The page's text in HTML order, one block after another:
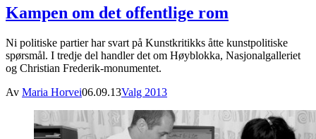
Kampen om det offentlige rom
Ni politiske partier har svart på Kunstkritikks åtte kunstpolitiske
spørsmål. I tredje del handler det om Høyblokka, Nasjonalgalleriet
og Christian Frederik-monumentet.
Av Maria Horvei06.09.13Valg 2013